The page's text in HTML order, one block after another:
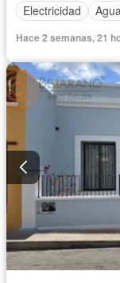
Electricidad
Hace 2 semanas, 21